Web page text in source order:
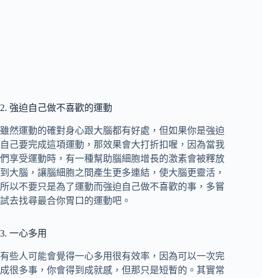
2. 強迫自己做不喜歡的運動
雖然運動的確對身心跟大腦都有好處，但如果你是強迫
自己要完成這項運動，那效果會大打折扣喔，因為當我
們享受運動時，有一種幫助腦細胞增長的激素會被釋放
到大腦，讓腦細胞之間產生更多連結，使大腦更靈活，
所以不要只是為了運動而強迫自己做不喜歡的事，多嘗
試去找尋最合你胃口的運動吧。
3. 一心多用
有些人可能會覺得一心多用很有效率，因為可以一次完
成很多事，你會得到成就感，但那只是短暫的。其實常